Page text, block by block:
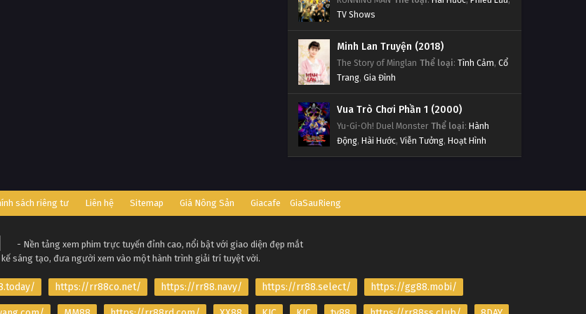
TV Shows
Minh Lan Truyện (2018)
The Story of Minglan Thể loại: Tình Cảm, Cổ
Trang, Gia Đình
Vua Trò Chơi Phần 1 (2000)
Yu-Gi-Oh! Duel Monster Thể loại: Hành
Động, Hài Hước, Viễn Tưởng, Hoạt Hình
sách riêng tư Liên hệ Sitemap Giá Nông Sản Giacafe GiaSauRieng
- Nền tảng xem phim trực tuyến đỉnh cao, nổi bật với giao diện đẹp mắt
sáng tạo, đưa người xem vào một hành trình giải trí tuyệt vời.
https://rr88co.net/ https://rr88.navy/ https://rr88.select/ https://gg88.mobi/